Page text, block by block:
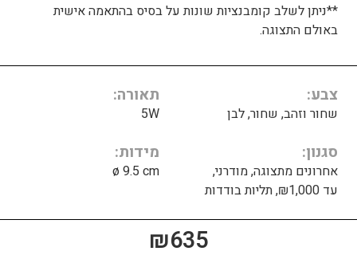
**ניתן לשלב קומבנציות שונות על בסיס בהתאמה אישית
באולם התצוגה.
צבע
שחור וזהב, שחור, לבן
תאורה
5W
סגנון
אחרונים מתצוגה, מודרני,
עד ₪1,000, תליות בודדות
מידות
ø 9.5 cm
₪635